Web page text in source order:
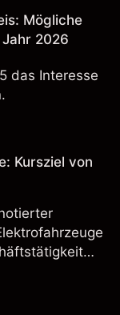
Mögliche
2026
das Interesse
Kursziel von